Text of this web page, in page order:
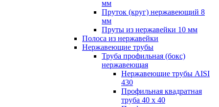
мм
Пруток (круг) нержавеющий 8
мм
Пруты из нержавейки 10 мм
Полоса из нержавейки
Нержавеющие трубы
Труба профильная (бокс)
нержавеющая
Нержавеющие трубы AISI
430
Профильная квадратная
труба 40 х 40